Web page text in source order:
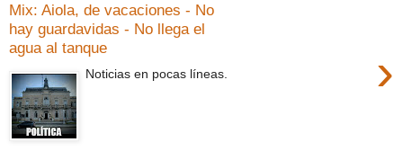
Mix: Aiola, de vacaciones - No
hay guardavidas - No llega el
agua al tanque
›
Noticias en pocas líneas.